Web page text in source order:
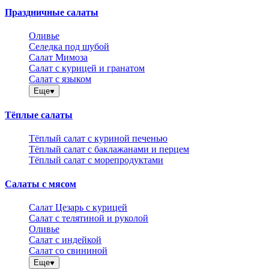
Праздничные салаты
Оливье
Селедка под шубой
Салат Мимоза
Салат с курицей и гранатом
Салат с языком
Еще
Тёплые салаты
Тёплый салат с куриной печенью
Тёплый салат с баклажанами и перцем
Тёплый салат с морепродуктами
Салаты с мясом
Салат Цезарь с курицей
Салат с телятиной и руколой
Оливье
Салат с индейкой
Салат со свининой
Еще